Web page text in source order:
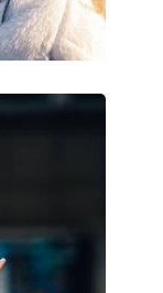
Da
Bogner
Sport